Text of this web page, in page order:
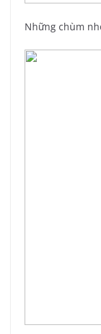
Những chùm